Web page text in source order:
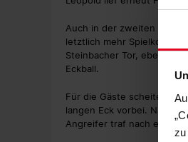
Auch in der zweiten Hälfte
letztlich mehr
Steinbacher Tor, ebenso
Eckball.
Für die Gäste scheiterte
langen Eck vorbei. Nach
Angreifer traf nach einer